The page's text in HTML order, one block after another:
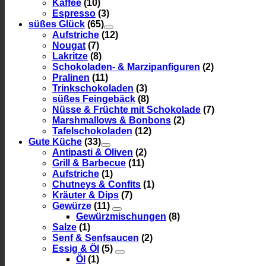
Kaffee (10)
Espresso (3)
süßes Glück (65)
Aufstriche (12)
Nougat (7)
Lakritze (8)
Schokoladen- & Marzipanfiguren (2)
Pralinen (11)
Trinkschokoladen (3)
süßes Feingebäck (8)
Nüsse & Früchte mit Schokolade (7)
Marshmallows & Bonbons (2)
Tafelschokoladen (12)
Gute Küche (33)
Antipasti & Oliven (2)
Grill & Barbecue (11)
Aufstriche (1)
Chutneys & Confits (1)
Kräuter & Dips (7)
Gewürze (11)
Gewürzmischungen (8)
Salze (1)
Senf & Senfsaucen (2)
Essig & Öl (5)
Öl (1)